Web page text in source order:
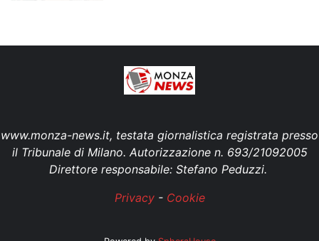
www.monza-news.it, testata giornalistica registrata presso
il Tribunale di Milano. Autorizzazione n. 693/21092005
Direttore responsabile: Stefano Peduzzi.
Privacy- Cookie